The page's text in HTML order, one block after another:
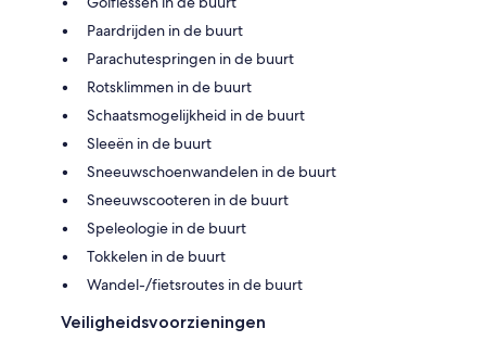
Paardrijden in de buurt
Parachutespringen in de buurt
Rotsklimmen in de buurt
Schaatsmogelijkheid in de buurt
Sleeën in de buurt
Sneeuwschoenwandelen in de buurt
Sneeuwscooteren in de buurt
Speleologie in de buurt
Tokkelen in de buurt
Wandel-/fietsroutes in de buurt
Veiligheidsvoorzieningen